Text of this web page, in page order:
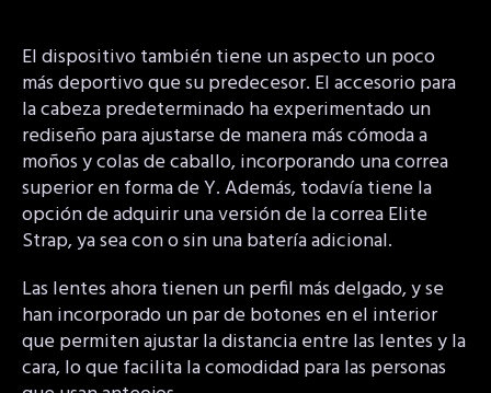
El dispositivo también tiene un aspecto un poco
más deportivo que su predecesor. El accesorio para
la cabeza predeterminado ha experimentado un
rediseño para ajustarse de manera más cómoda a
moños y colas de caballo, incorporando una correa
superior en forma de Y. Además, todavía tiene la
opción de adquirir una versión de la correa Elite
Strap, ya sea con o sin una batería adicional.
Las lentes ahora tienen un perfil más delgado, y se
han incorporado un par de botones en el interior
que permiten ajustar la distancia entre las lentes y la
cara, lo que facilita la comodidad para las personas